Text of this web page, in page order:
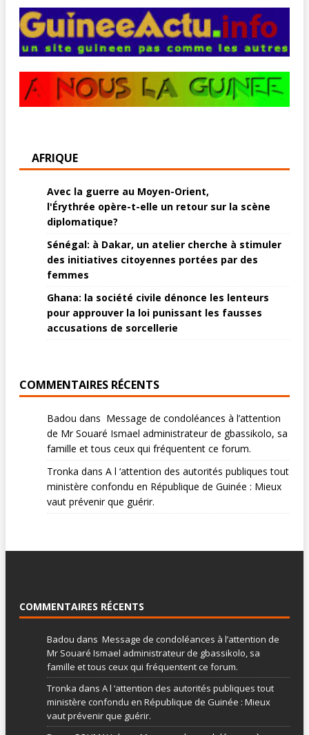
AFRIQUE
Avec la guerre au Moyen-Orient,
l'Érythrée opère-t-elle un retour sur la scène
diplomatique?
Sénégal: à Dakar, un atelier cherche à stimuler
des initiatives citoyennes portées par des
femmes
Ghana: la société civile dénonce les lenteurs
pour approuver la loi punissant les fausses
accusations de sorcellerie
COMMENTAIRES RÉCENTS
Badou dans Message de condoléances à l’attention
de Mr Souaré Ismael administrateur de gbassikolo, sa
famille et tous ceux qui fréquentent ce forum.
Tronka dans A l ‘attention des autorités publiques tout
ministère confondu en République de Guinée : Mieux
vaut prévenir que guérir.
COMMENTAIRES RÉCENTS
Badou dans Message de condoléances à l’attention de
Mr Souaré Ismael administrateur de gbassikolo, sa
famille et tous ceux qui fréquentent ce forum.
Tronka dans A l ‘attention des autorités publiques tout
ministère confondu en République de Guinée : Mieux
vaut prévenir que guérir.